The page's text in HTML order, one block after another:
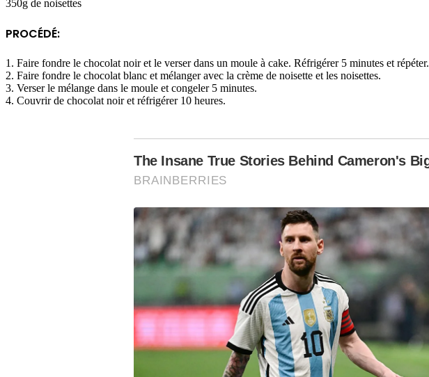
350g de noisettes
PROCÉDÉ:
1. Faire fondre le chocolat noir et le verser dans un moule à cake. Réfrigérer 5 minutes et répéter.
2. Faire fondre le chocolat blanc et mélanger avec la crème de noisette et les noisettes.
3. Verser le mélange dans le moule et congeler 5 minutes.
4. Couvrir de chocolat noir et réfrigérer 10 heures.